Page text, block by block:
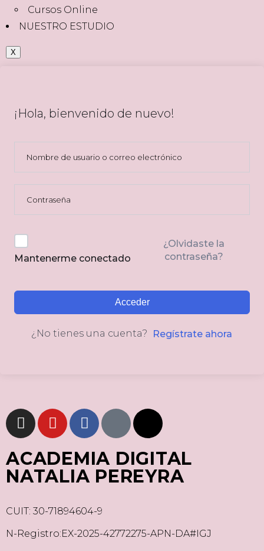
Cursos Online
NUESTRO ESTUDIO
X
¡Hola, bienvenido de nuevo!
Mantenerme conectado
¿Olvidaste la
contraseña?
Acceder
¿No tienes una cuenta? Regístrate ahora
ACADEMIA DIGITAL
NATALIA PEREYRA
CUIT: 30-71894604-9
N-Registro:EX-2025-42772275-APN-DA#IGJ